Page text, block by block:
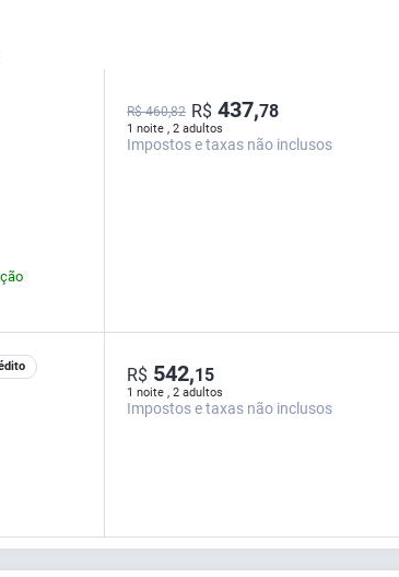
1 noite , 2 adultos
R$ 460,82 R$ 437,78
Impostos e taxas não inclusos
1 noite , 2 adultos
R$ 542,15
Impostos e taxas não inclusos